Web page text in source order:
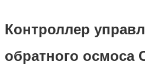
Контроллер
обратного осмоса